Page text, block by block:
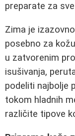
preparate za
Zima je
posebno za
u zatvorenim
isušivanja,
podeliti najbolje
tokom hladnih
različite tipove